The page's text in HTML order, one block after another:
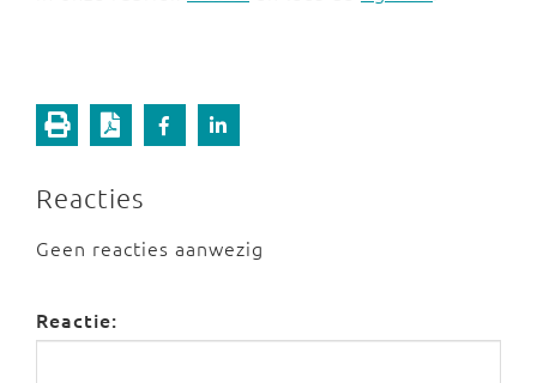
Reacties
Geen reacties aanwezig
Reactie: